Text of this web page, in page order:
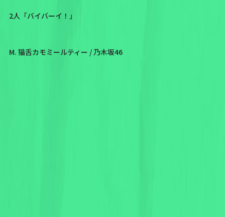
2人「バイバーイ！」
M. 猫舌カモミールティー / 乃木坂46